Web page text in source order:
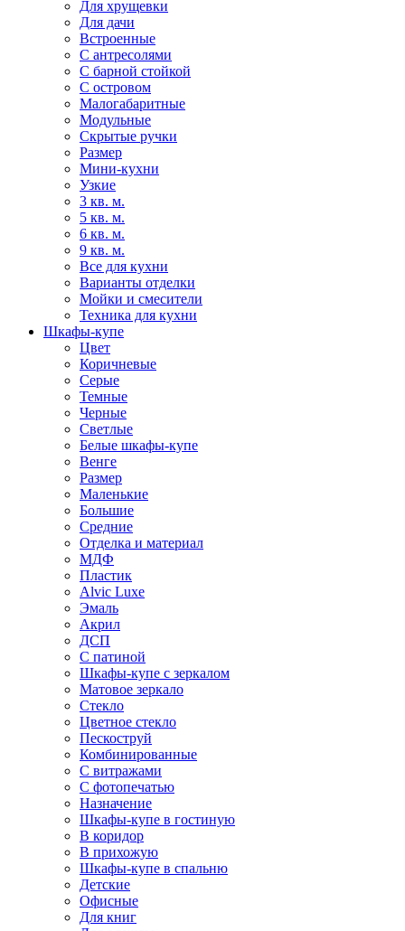
Для хрущевки
Для дачи
Встроенные
С антресолями
С барной стойкой
С островом
Малогабаритные
Модульные
Скрытые ручки
Размер
Мини-кухни
Узкие
3 кв. м.
5 кв. м.
6 кв. м.
9 кв. м.
Все для кухни
Варианты отделки
Мойки и смесители
Техника для кухни
Шкафы-купе
Цвет
Коричневые
Серые
Темные
Черные
Светлые
Белые шкафы-купе
Венге
Размер
Маленькие
Большие
Средние
Отделка и материал
МДФ
Пластик
Alvic Luxe
Эмаль
Акрил
ДСП
С патиной
Шкафы-купе с зеркалом
Матовое зеркало
Стекло
Цветное стекло
Пескоструй
Комбинированные
С витражами
С фотопечатью
Назначение
Шкафы-купе в гостиную
В коридор
В прихожую
Шкафы-купе в спальню
Детские
Офисные
Для книг